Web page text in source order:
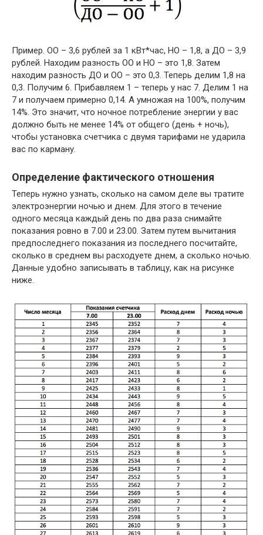
Пример. ОО – 3,6 рублей за 1 кВт*час, НО – 1,8, а ДО – 3,9
рублей. Находим разность ОО и НО – это 1,8. Затем
находим разность ДО и ОО – это 0,3. Теперь делим 1,8 на
0,3. Получим 6. Прибавляем 1 – теперь у нас 7. Делим 1 на
7 и получаем примерно 0,14. А умножая на 100%, получим
14%. Это значит, что ночное потребление энергии у вас
должно быть не менее 14% от общего (день + ночь),
чтобы установка счетчика с двумя тарифами не ударила
вас по карману.
Определение фактического отношения
Теперь нужно узнать, сколько на самом деле вы тратите
электроэнергии ночью и днем. Для этого в течение
одного месяца каждый день по два раза снимайте
показания ровно в 7.00 и 23.00. Затем путем вычитания
предпоследнего показания из последнего посчитайте,
сколько в среднем вы расходуете днем, а сколько ночью.
Данные удобно записывать в таблицу, как на рисунке
ниже.